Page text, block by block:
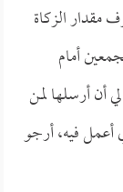
مقدار الزكاة
أمام
أن أرسلها لمن
أعمل فيه، أرجو